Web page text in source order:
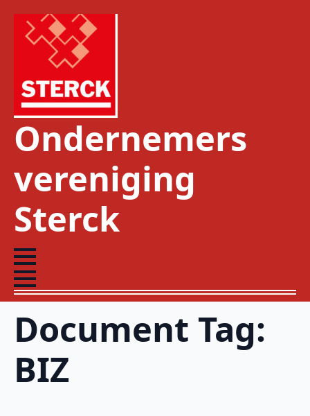
Ondernemers
vereniging
Sterck
Document Tag:
BIZ